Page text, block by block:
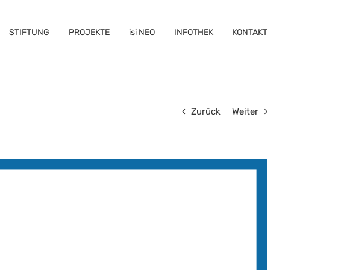
STIFTUNG PROJEKTE isi NEO INFOTHEK KONTAKT
Zurück Weiter